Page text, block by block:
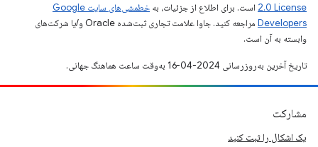
2.0 License است. برای اطلاع از جزئیات، به
خطمشی‌های سایت Google
Developers‏
مراجعه کنید. جاوا علامت تجاری ثبت‌شده Oracle و/یا شرکت‌های
وابسته به آن است.
تاریخ آخرین به‌روزرسانی 2024-04-16 به‌وقت ساعت هماهنگ جهانی.
مشارکت
یک اشکال را ثبت کنید